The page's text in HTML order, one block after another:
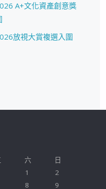
A+文化資產創意獎
放視大賞複選入圍
六
日
1
2
8 9